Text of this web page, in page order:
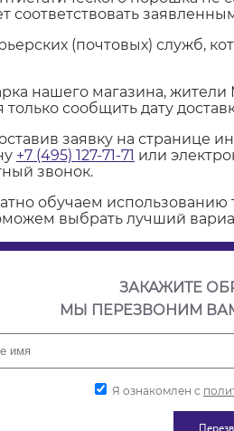
(почтовых) служб,
нашего магазина,
сообщить дату
заявку на странице
+7 (495) 127-71-71 или
звонок.
обучаем использованию
выбрать лучший
ЗАКАЖИТЕ
МЫ ПЕРЕЗВОНИМ
Я ознакомлен с